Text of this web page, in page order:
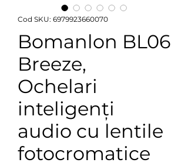
Cod SKU: 6979923660070
Bomanlon BL06
Breeze,
Ochelari
inteligenți
audio cu lentile
fotocromatice